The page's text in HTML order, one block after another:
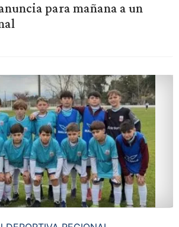
para mañana a un